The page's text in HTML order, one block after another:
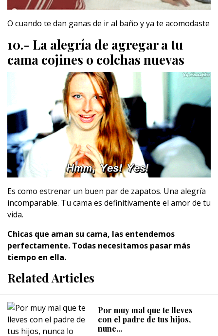
O cuando te dan ganas de ir al baño y ya te acomodaste
10.- La alegría de agregar a tu
cama cojines o colchas nuevas
Es como estrenar un buen par de zapatos. Una alegría
incomparable. Tu cama es definitivamente el amor de tu
vida.
Chicas que aman su cama, las entendemos
perfectamente. Todas necesitamos pasar más
tiempo en ella.
Related Articles
Por muy mal que te lleves
con el padre de tus hijos,
nunc...